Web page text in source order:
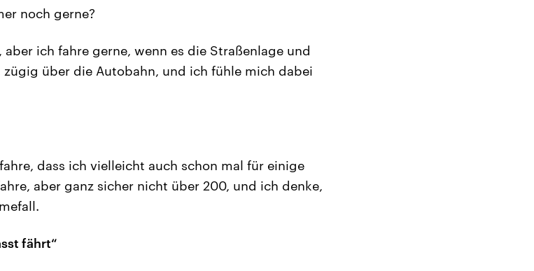
noch gerne?
ich fahre gerne, wenn es die Straßenlage und
zügig über die Autobahn, und ich fühle mich dabei
dass ich vielleicht auch schon mal für einige
aber ganz sicher nicht über 200, und ich denke,
fährt“